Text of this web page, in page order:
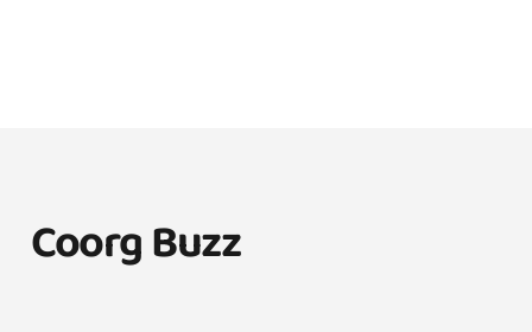
Coorg Buzz